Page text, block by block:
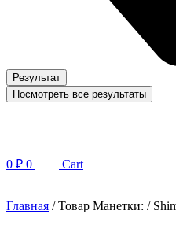
Результат
Посмотреть все результаты
0 ₽ 0 Cart
Главная / Товар Манетки: /